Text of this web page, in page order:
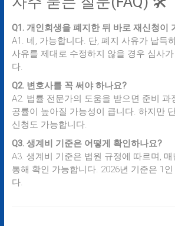
Q1. 개인회생을 폐지한 뒤 바로 재신청이
A1. 네, 가능합니다. 단, 폐지 사유가 납득
사유를 제대로 수정하지 않을 경우 심사
다.
Q2. 변호사를 꼭 써야 하나요?
A2. 법률 전문가의 도움을 받으면 준비 과
공률이 높아질 가능성이 큽니다. 하지만
신청도 가능합니다.
Q3. 생계비 기준은 어떻게 확인하나요?
A3. 생계비 기준은 법원 규정에 따르며,
통해 확인 가능합니다. 2026년 기준은 1
다.